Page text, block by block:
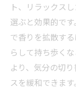
ト、リラックス
選ぶと効果的で
で香りを拡散す
らして持ち歩く
より、気分の切
スを緩和できます。